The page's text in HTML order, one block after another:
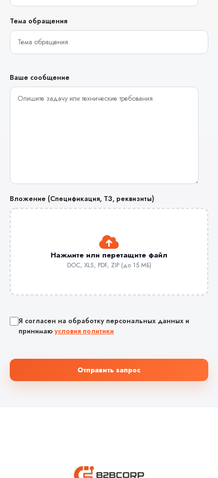
Тема обращения
Ваше сообщение
Вложение (Спецификация, ТЗ, реквизиты)
Нажмите или перетащите файл
DOC, XLS, PDF, ZIP (до 15 МБ)
Я согласен на обработку персональных данных и
принимаю условия политики
Отправить запрос